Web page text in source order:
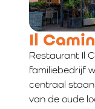
Il
Restaurant Il
familiebedrijf
centraal
van de oude